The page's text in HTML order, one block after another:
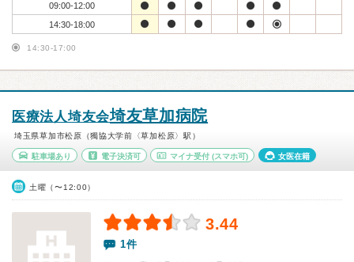
09:00-12:00
14:30-18:00
14:30-17:00
医療法人埼友会埼友草加病院
埼玉県草加市松原（獨協大学前〈草加松原〉駅）
駐車場あり 電子決済可 マイナ受付 (スマホ可) 女医在籍
土曜（〜12:00）
3.44
1件